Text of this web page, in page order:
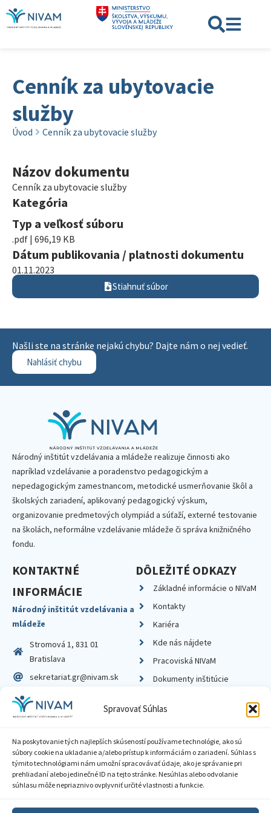
Spravovať Súhlas
Na poskytovanie tých najlepších skúseností používame technológie, ako sú
súbory cookie na ukladanie a/alebo prístup k informáciám o zariadení. Súhlas s
týmito technológiami nám umožní spracovávať údaje, ako je správanie pri
prehliadaní alebo jedinečné ID na tejto stránke. Nesúhlas alebo odvolanie
súhlasu môže nepriaznivo ovplyvniť určité vlastnosti a funkcie.
Cenník za ubytovacie
služby
Úvod Cenník za ubytovacie služby
Názov dokumentu
Cenník za ubytovacie služby
Kategória
Typ a veľkosť súboru
.pdf | 696,19 KB
Dátum publikovania / platnosti dokumentu
01.11.2023
Stiahnuť súbor
Našli ste na stránke nejakú chybu? Dajte nám o nej vedieť.
Nahlásiť chybu
Národný inštitút vzdelávania a mládeže realizuje činnosti ako
napríklad vzdelávanie a poradenstvo pedagogickým a
nepedagogickým zamestnancom, metodické usmerňovanie škôl a
školských zariadení, aplikovaný pedagogický výskum,
organizovanie predmetových olympiád a súťaží, externé testovanie
na školách, neformálne vzdelávanie mládeže či správa knižničného
fondu.
KONTAKTNÉ
INFORMÁCIE
Národný inštitút vzdelávania a
mládeže
Stromová 1, 831 01
Bratislava
sekretariat.gr@nivam.sk
IČO: 00164348
DIČ: 2020798714
DÔLEŽITÉ ODKAZY
Základné informácie o NIVaM
Kontakty
Kariéra
Kde nás nájdete
Pracoviská NIVaM
Dokumenty inštitúcie
Zásady ochrany súkromia